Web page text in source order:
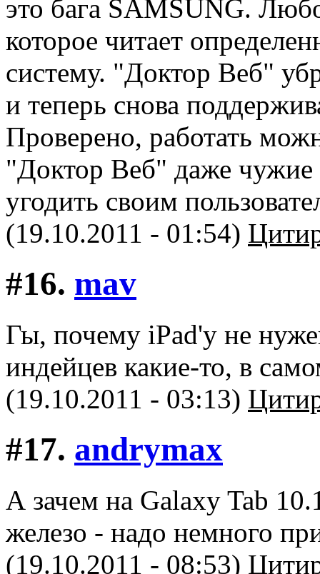
это бага SAMSUNG.
которое читает
систему. "Доктор Веб"
и теперь снова
Проверено, работать
"Доктор Веб" даже чужие
угодить своим
(19.10.2011 - 01:54)
#16. mav
Гы, почему iPad'y не
индейцев какие-то, в
(19.10.2011 - 03:13)
#17. andrymax
А зачем на Galaxy Tab
железо - надо немного
(19.10.2011 - 08:53)